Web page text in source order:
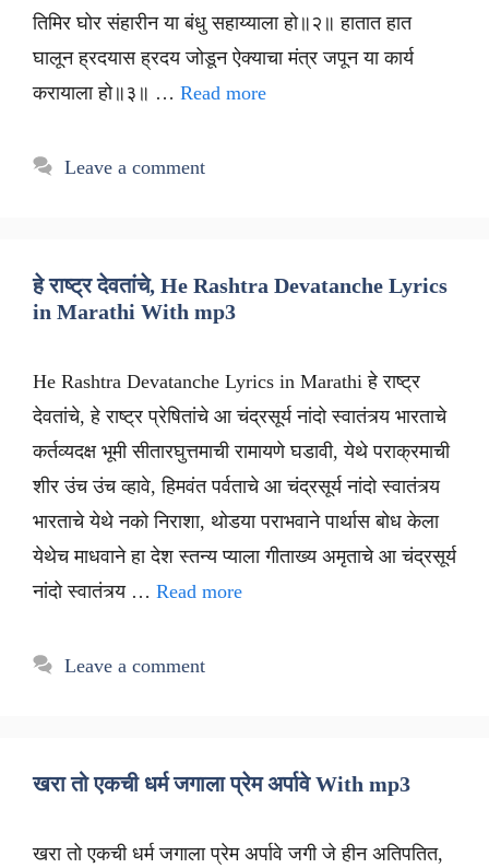
तिमिर घोर संहारीन या बंधु सहाय्याला हो॥२॥ हातात हात
घालून ह्रदयास ह्रदय जोडून ऐक्याचा मंत्र जपून या कार्य
करायाला हो॥३॥ … Read more
Leave a comment
हे राष्ट्र देवतांचे, He Rashtra Devatanche Lyrics
in Marathi With mp3
He Rashtra Devatanche Lyrics in Marathi हे राष्ट्र
देवतांचे, हे राष्ट्र प्रेषितांचे आ चंद्रसूर्य नांदो स्वातंत्र्य भारताचे
कर्तव्यदक्ष भूमी सीतारघुत्तमाची रामायणे घडावी, येथे पराक्रमाची
शीर उंच उंच व्हावे, हिमवंत पर्वताचे आ चंद्रसूर्य नांदो स्वातंत्र्य
भारताचे येथे नको निराशा, थोडया पराभवाने पार्थास बोध केला
येथेच माधवाने हा देश स्तन्य प्याला गीताख्य अमृताचे आ चंद्रसूर्य
नांदो स्वातंत्र्य … Read more
Leave a comment
खरा तो एकची धर्म जगाला प्रेम अर्पावे With mp3
खरा तो एकची धर्म जगाला प्रेम अर्पावे जगी जे हीन अतिपतित,